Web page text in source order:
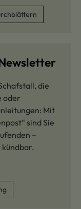
die
oder
Mit
sind Sie
–